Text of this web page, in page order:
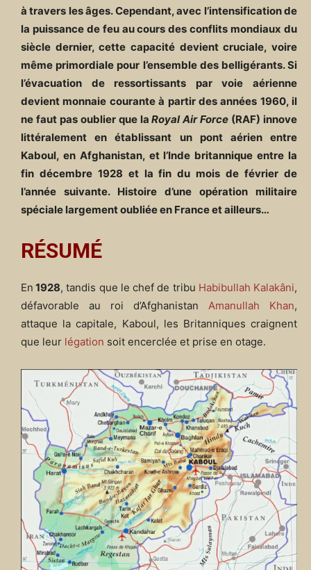
à travers les âges. Cependant, avec l’intensification de
la puissance de feu au cours des conflits mondiaux du
siècle dernier, cette capacité devient cruciale, voire
même primordiale pour l’ensemble des belligérants. Si
l’évacuation de ressortissants par voie aérienne
devient monnaie courante à partir des années 1960, il
ne faut pas oublier que laRoyal Air Force (RAF) innove
littéralement en établissant un pont aérien entre
Kaboul, en Afghanistan, et l’Inde britannique entre la
fin décembre 1928 et la fin du mois de février de
l’année suivante. Histoire d’une opération militaire
spéciale largement oubliée en France et ailleurs…
RÉSUMÉ
En 1928, tandis que le chef de tribu Habibullah Kalakâni,
défavorable au roi d’Afghanistan Amanullah Khan,
attaque la capitale, Kaboul, les Britanniques craignent
que leur légation soit encerclée et prise en otage.